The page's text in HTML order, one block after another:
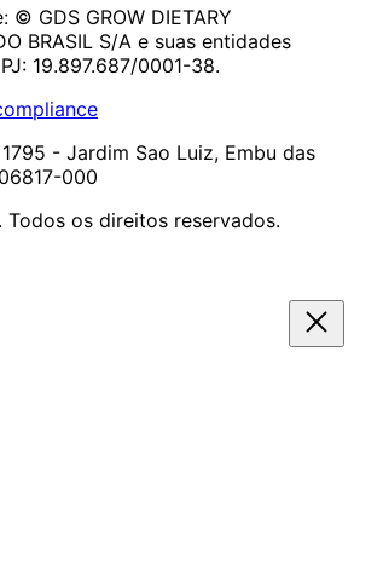
GDS GROW DIETARY
BRASIL S/A e suas entidades
19.897.687/0001-38.
- Jardim Sao Luiz, Embu das
000
Todos os direitos reservados.